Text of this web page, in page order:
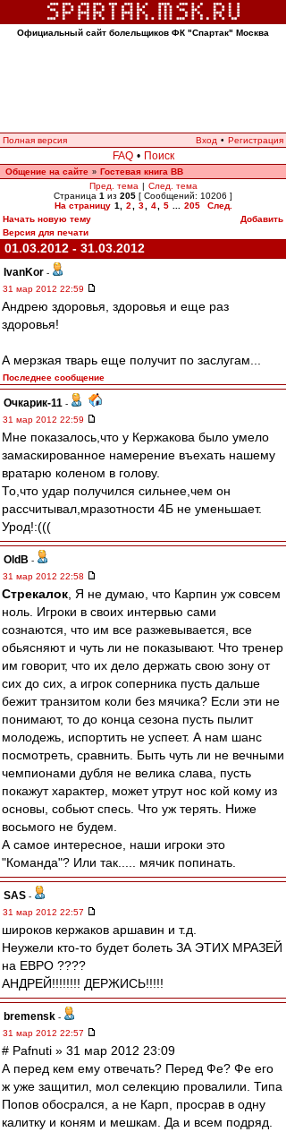
Официальный сайт болельщиков ФК "Спартак" Москва
Полная версия Вход • Регистрация
FAQ • Поиск
Общение на сайте » Гостевая книга ВВ
Пред. тема | След. тема
Страница 1 из 205 [ Сообщений: 10206 ]
На страницу 1 2 3 4 5 205
След.
Начать новую тему
Добавить
Версия для печати
01.03.2012 - 31.03.2012
IvanKor -
31 мар 2012 22:59
Андрею здоровья, здоровья и еще раз
здоровья!
А мерзкая тварь еще получит по заслугам...
Последнее сообщение
Очкарик-11 -
31 мар 2012 22:59
Мне показалось,что у Кержакова было умело
замаскированное намерение въехать нашему
вратарю коленом в голову.
То,что удар получился сильнее,чем он
рассчитывал,мразотности 4Б не уменьшает.
Урод!:(((
OldB -
31 мар 2012 22:58
Стрекалок , Я не думаю, что Карпин уж совсем
ноль. Игроки в своих интервью сами
сознаются, что им все разжевывается, все
обьясняют и чуть ли не показывают. Что тренер
им говорит, что их дело держать свою зону от
сих до сих, а игрок соперника пусть дальше
бежит транзитом коли без мячика? Если эти не
понимают, то до конца сезона пусть пылит
молодежь, испортить не успеет. А нам шанс
посмотреть, сравнить. Быть чуть ли не вечными
чемпионами дубля не велика слава, пусть
покажут характер, может утрут нос кой кому из
основы, собьют спесь. Что уж терять. Ниже
восьмого не будем.
А самое интересное, наши игроки это
"Команда"? Или так..... мячик попинать.
SAS -
31 мар 2012 22:57
широков кержаков аршавин и т.д.
Неужели кто-то будет болеть ЗА ЭТИХ МРАЗЕЙ
на ЕВРО ????
АНДРЕЙ!!!!!!!! ДЕРЖИСЬ!!!!!
bremensk -
31 мар 2012 22:57
# Pafnuti » 31 мар 2012 23:09
А перед кем ему отвечать? Перед Фе? Фе его
ж уже защитил, мол селекцию провалили. Типа
Попов обосрался, а не Карп, просрав в одну
калитку и коням и мешкам. Да и всем подряд.